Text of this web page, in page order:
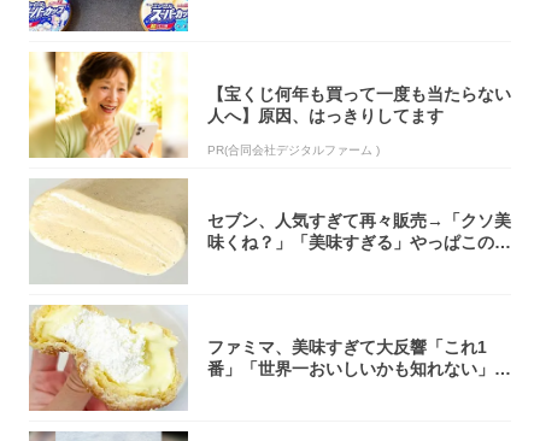
【宝くじ何年も買って一度も当たらない
人へ】原因、はっきりしてます
PR(合同会社デジタルファーム )
セブン、人気すぎて再々販売→「クソ美
味くね？」「美味すぎる」やっぱこのク
ファミマ、美味すぎて大反響「これ1
番」「世界一おいしいかも知れない」